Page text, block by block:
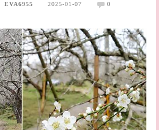
EVA6955 2025-01-07 0